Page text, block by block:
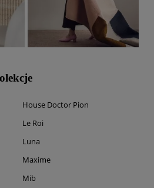
House Doctor Pion
Le Roi
Luna
Maxime
Mib